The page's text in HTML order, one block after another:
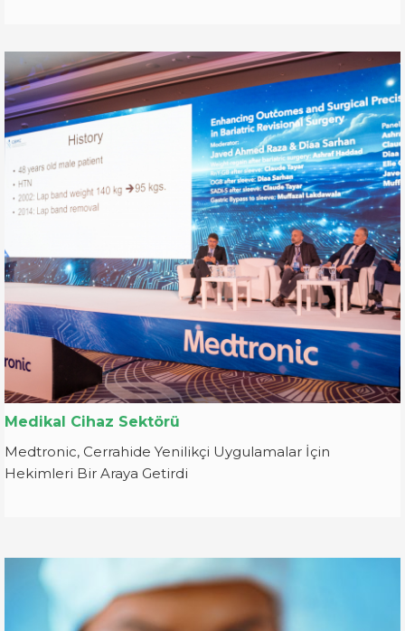
Medikal Cihaz Sektörü
Medtronic, Cerrahide Yenilikçi Uygulamalar İçin
Hekimleri Bir Araya Getirdi